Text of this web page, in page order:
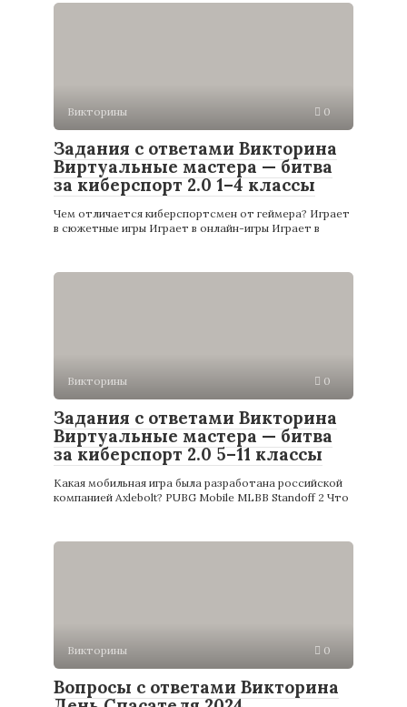
Викторины 0
Задания с ответами Викторина
Виртуальные мастера — битва
за киберспорт 2.0 1–4 классы
Чем отличается киберспортсмен от геймера? Играет
в сюжетные игры Играет в онлайн-игры Играет в
Викторины 0
Задания с ответами Викторина
Виртуальные мастера — битва
за киберспорт 2.0 5–11 классы
Какая мобильная игра была разработана российской
компанией Axlebolt? PUBG Mobile MLBB Standoff 2 Что
Викторины 0
Вопросы с ответами Викторина